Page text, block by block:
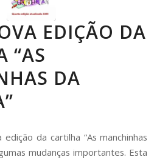
EDIÇÃO DA
“AS
DA
edição da cartilha “As manchinhas
mudanças importantes. Esta